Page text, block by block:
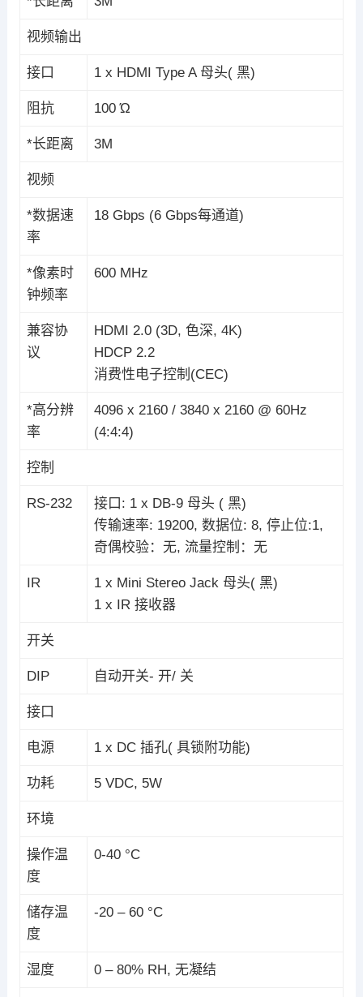
视频输出
接口 1 x HDMI Type A 母头( 黑)
阻抗 100 Ώ
*长距离 3M
视频
*数据速
率
18 Gbps (6 Gbps每通道)
*像素时
钟频率
600 MHz
兼容协
议
HDMI 2.0 (3D, 色深, 4K)
HDCP 2.2
消费性电子控制(CEC)
*高分辨
率
4096 x 2160 / 3840 x 2160 @ 60Hz
(4:4:4)
控制
RS-232
接口: 1 x DB-9 母头 ( 黑)
传输速率: 19200, 数据位: 8, 停止位:1,
奇偶校验：无, 流量控制：无
IR
1 x Mini Stereo Jack 母头( 黑)
1 x IR 接收器
开关
DIP 自动开关- 开/ 关
接口
电源 1 x DC 插孔( 具锁附功能)
功耗 5 VDC, 5W
环境
操作温
度
0-40 °C
储存温
度
-20 – 60 °C
湿度 0 – 80% RH, 无凝结